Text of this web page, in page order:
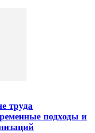
труда
подходы и